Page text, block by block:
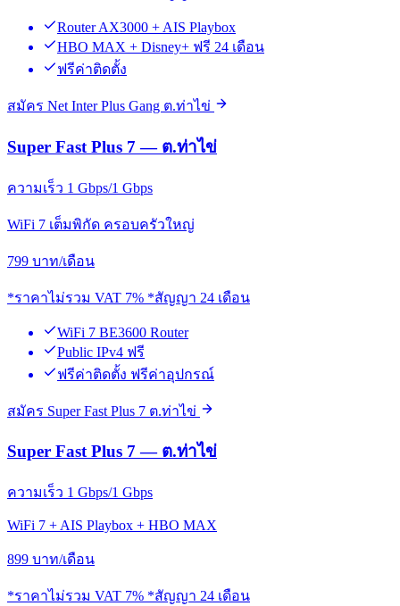
Router AX3000 + AIS Playbox
HBO MAX + Disney+ ฟรี 24 เดือน
ฟรีค่าติดตั้ง
สมัคร Net Inter Plus Gang ต.ท่าไข่
Super Fast Plus 7 — ต.ท่าไข่
ความเร็ว 1 Gbps/1 Gbps
WiFi 7 เต็มพิกัด ครอบครัวใหญ่
799 บาท/เดือน
*ราคาไม่รวม VAT 7% *สัญญา 24 เดือน
WiFi 7 BE3600 Router
Public IPv4 ฟรี
ฟรีค่าติดตั้ง ฟรีค่าอุปกรณ์
สมัคร Super Fast Plus 7 ต.ท่าไข่
Super Fast Plus 7 — ต.ท่าไข่
ความเร็ว 1 Gbps/1 Gbps
WiFi 7 + AIS Playbox + HBO MAX
899 บาท/เดือน
*ราคาไม่รวม VAT 7% *สัญญา 24 เดือน